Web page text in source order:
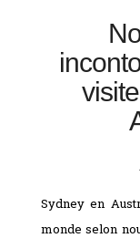
Sydney en
monde selon